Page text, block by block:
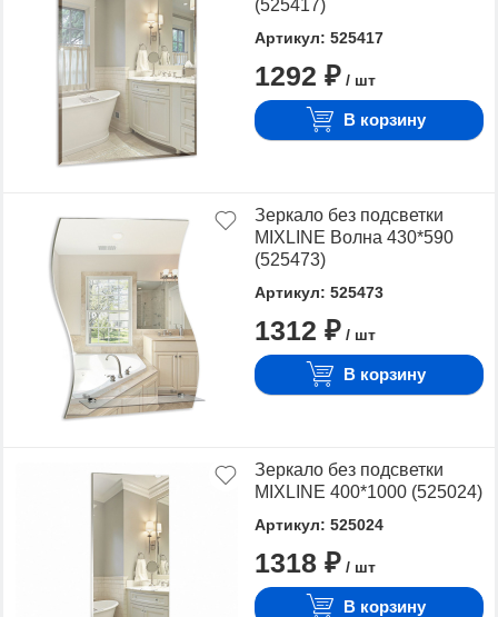
(525417)
Артикул: 525417
1292 ₽ / шт
В корзину
Зеркало без подсветки
MIXLINE Волна 430*590
(525473)
Артикул: 525473
1312 ₽ / шт
В корзину
Зеркало без подсветки
MIXLINE 400*1000 (525024)
Артикул: 525024
1318 ₽ / шт
В корзину